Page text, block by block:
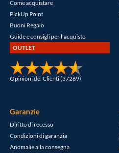
Come acquistare
PickUp Point
Buoni Regalo
Guide e consigli per l'acquisto
OUTLET
Opinioni dei Clienti (37269)
Garanzie
Diritto di recesso
Condizioni di garanzia
Anomalie alla consegna